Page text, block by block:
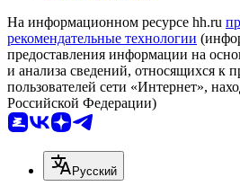
На информационном ресурсе hh.ru
рекомендательные технологии
предоставления информации на
и анализа сведений, относящихся к
пользователей сети «Интернет»,
Российской Федерации)
Русский